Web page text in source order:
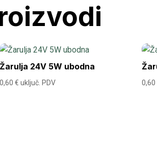
Žarulja 24V 5W ubodna
0,60€ uključ. PDV 0,60